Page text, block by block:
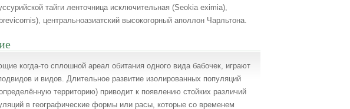
тайги ленточница исключительная (Seokia eximia),
центральноазиатский высокогорный аполлон Чарльтона.
когда-то сплошной ареал обитания одного вида бабочек, играют
и видов. Длительное развитие изолированных популяций
территорию) приводит к появлению стойких различий
в географические формы или расы, которые со временем